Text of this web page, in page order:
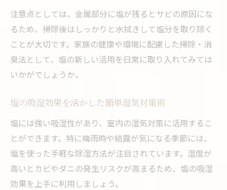
塩の品質と保存が健康を守る理由とは
体に一番いい塩の選び方と保存の工夫
10年前の塩は使えますか？安全性を解説
塩の保存状態がもたらす健康リスク回避法
塩の種類ごとの最適な保存方法を紹介
溶融塩電解が拓く環境技術の新潮流
塩の電解技術で進化するエネルギー生産
溶融塩炉の長所と課題をわかりやすく解説
塩を利用した資源循環と社会実装の可能性
溶融塩電解で注目される金属精製の最前線
注意点としては、金属部分に塩が残るとサビの原因にな
るため、掃除後はしっかりと水拭きして塩分を取り除く
ことが大切です。家族の健康や環境に配慮した掃除・消
臭法として、塩の新しい活用を日常に取り入れてみては
いかがでしょうか。
塩の吸湿効果を活かした簡単湿気対策術
塩には強い吸湿性があり、室内の湿気対策に活用するこ
とができます。特に梅雨時や結露が気になる季節には、
塩を使った手軽な除湿方法が注目されています。湿度が
高いとカビやダニの発生リスクが高まるため、塩の吸湿
効果を上手に利用しましょう。